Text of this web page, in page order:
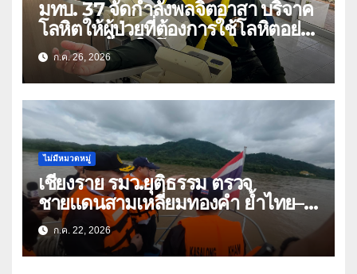
มทบ. 37 จัดกำลังพลจิตอาสา บริจาค
โลหิตให้ผู้ป่วยที่ต้องการใช้โลหิตอย่าง
เร่งด่วน เนื่องในโอกาสวันเฉลิม
พระชนมพรรษา 74 พรรษา และถวาย
เป็นพระราชกุศลแด่พระบาทสมเด็จ
พระเจ้าอยู่หัว
ก.ค. 26, 2026
ไม่มีหมวดหมู่
เชียงราย รมว.ยุติธรรม ตรวจ
ชายแดนสามเหลี่ยมทองคำ ย้ำไทย–
ลาว ผนึกกำลังสกัดยาเสพติด
ก.ค. 22, 2026